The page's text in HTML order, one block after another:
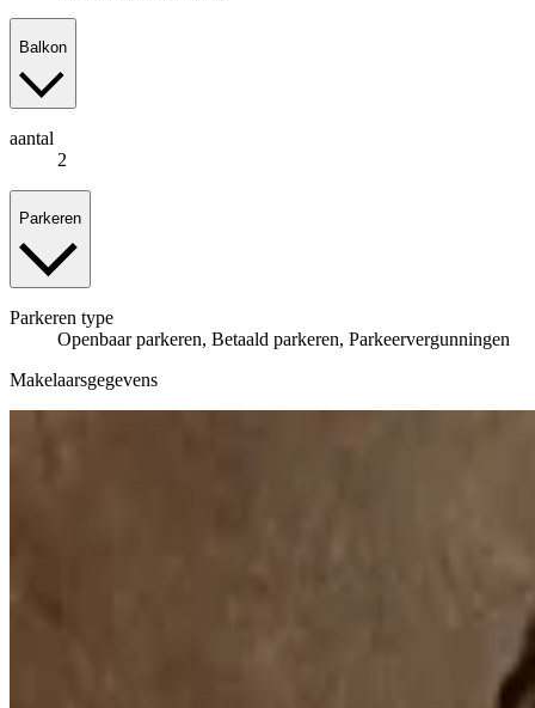
Balkon
aantal
2
Parkeren
Parkeren type
Openbaar parkeren, Betaald parkeren, Parkeervergunningen
Makelaarsgegevens